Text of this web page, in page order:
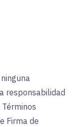
responsabilidad
Firma de